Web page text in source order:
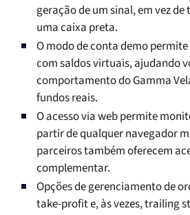
geração de um sinal, em vez
uma caixa preta.
O modo de conta demo
com saldos virtuais, ajudando
comportamento do Gamma
fundos reais.
O acesso via web permite
partir de qualquer navegador
parceiros também oferecem
complementar.
Opções de gerenciamento de
take-profit e, às vezes, trailing